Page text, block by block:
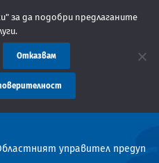
заплащането на
управител
за да подобри предлаганите
Отказвам